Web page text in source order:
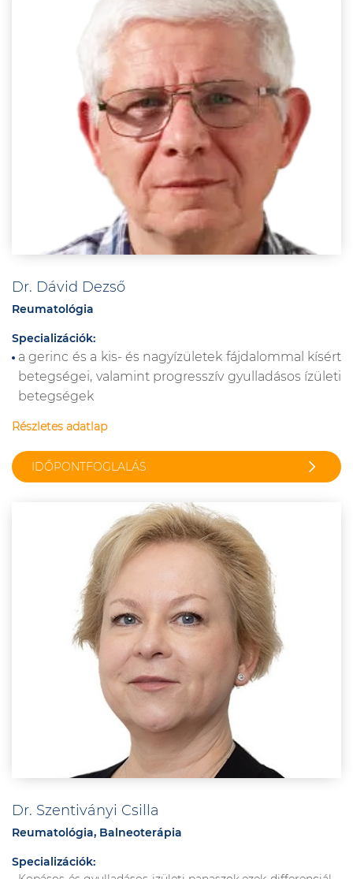
Dr. Dávid Dezső
Reumatológia
Specializációk:
a gerinc és a kis- és nagyízületek fájdalommal kísért
betegségei, valamint progresszív gyulladásos ízületi
betegségek
Részletes adatlap
IDŐPONTFOGLALÁS
Dr. Szentiványi Csilla
Reumatológia, Balneoterápia
Specializációk: